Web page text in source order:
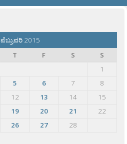
ಪೆಬ್ರುವರಿ 2015
T F S
S
1
5 6 7
8
12 13 14
15
19 20 21
22
26 27
28